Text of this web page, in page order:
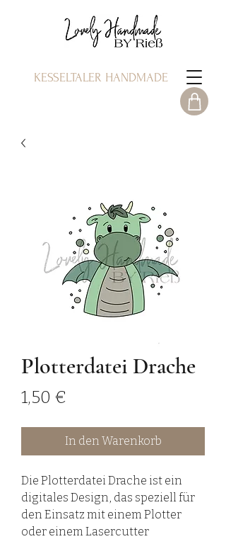
KESSELTALER HANDMADE
Plotterdatei Drache
1,50 €
In den Warenkorb
Die Plotterdatei Drache ist ein
digitales Design, das speziell für
den Einsatz mit einem Plotter
oder einem Lasercutter